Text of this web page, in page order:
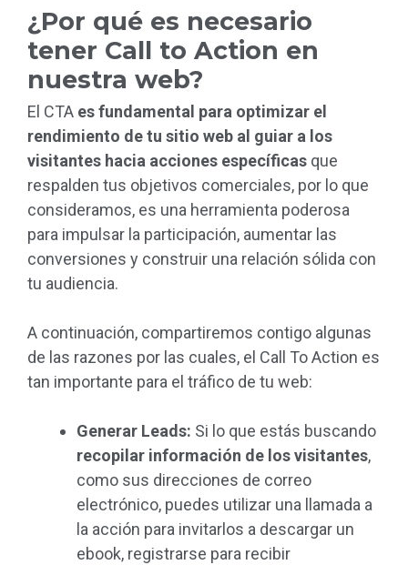
¿Por qué es necesario
tener Call to Action en
nuestra web?
El CTA es fundamental para optimizar el
rendimiento de tu sitio web al guiar a los
visitantes hacia acciones específicas que
respalden tus objetivos comerciales, por lo que
consideramos, es una herramienta poderosa
para impulsar la participación, aumentar las
conversiones y construir una relación sólida con
tu audiencia.
A continuación, compartiremos contigo algunas
de las razones por las cuales, el Call To Action es
tan importante para el tráfico de tu web:
Generar Leads: Si lo que estás buscando
recopilar información de los visitantes,
como sus direcciones de correo
electrónico, puedes utilizar una llamada a
la acción para invitarlos a descargar un
ebook, registrarse para recibir